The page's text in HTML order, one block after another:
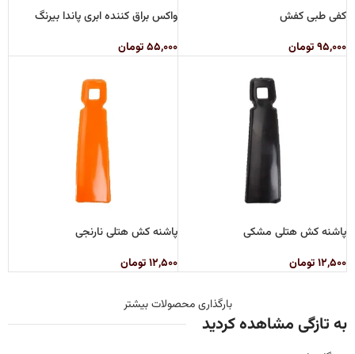
کفی طبی کفش
۹۵,۰۰۰تومان
واکس براق کننده ابری پاندا بیرنگ
۵۵,۰۰۰ تومان
پاشنه کش هتلی مشکی
۱۲,۵۰۰تومان
پاشنه کش هتلی نارنجی
۱۲,۵۰۰ تومان
بارگذاری محصولات بیشتر
به تازگی مشاهده کردید